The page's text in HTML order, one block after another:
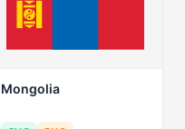
Mongolia